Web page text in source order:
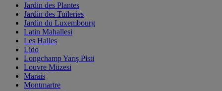
Jardin des Plantes
Jardin des Tuileries
Jardin du Luxembourg
Latin Mahallesi
Les Halles
Lido
Longchamp Yarış Pisti
Louvre Müzesi
Marais
Montmartre